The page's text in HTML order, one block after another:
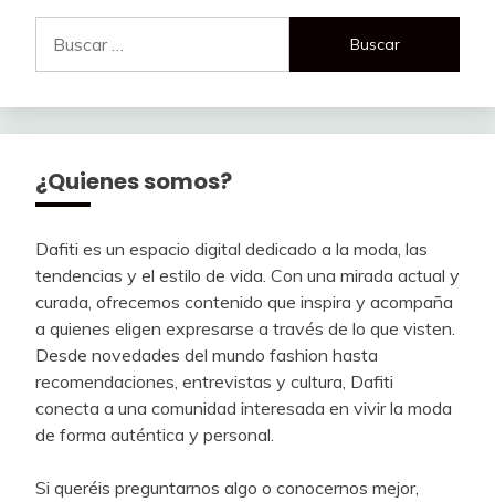
¿Quienes somos?
Dafiti es un espacio digital dedicado a la moda, las
tendencias y el estilo de vida. Con una mirada actual y
curada, ofrecemos contenido que inspira y acompaña
a quienes eligen expresarse a través de lo que visten.
Desde novedades del mundo fashion hasta
recomendaciones, entrevistas y cultura, Dafiti
conecta a una comunidad interesada en vivir la moda
de forma auténtica y personal.
Si queréis preguntarnos algo o conocernos mejor,